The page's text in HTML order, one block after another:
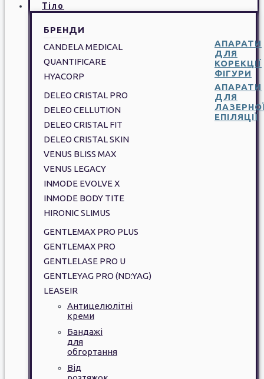
Тіло
БРЕНДИ
CANDELA MEDICAL
QUANTIFICARE
HYACORP
АПАРАТИ
ДЛЯ
КОРЕКЦІЇ
ФІГУРИ
DELEO CRISTAL PRO
DELEO CELLUTION
DELEO CRISTAL FIT
DELEO CRISTAL SKIN
VENUS BLISS MAX
VENUS LEGACY
INMODE EVOLVE X
INMODE BODY TITE
HIRONIC SLIMUS
АПАРАТИ
ДЛЯ
ЕПІЛЯЦІЇ
GENTLEMAX PRO PLUS
GENTLEMAX PRO
GENTLELASE PRO U
GENTLEYAG PRO (ND:YAG)
LEASEIR
Антицелюлітні
креми
Бандажі
для
обгортання
Від